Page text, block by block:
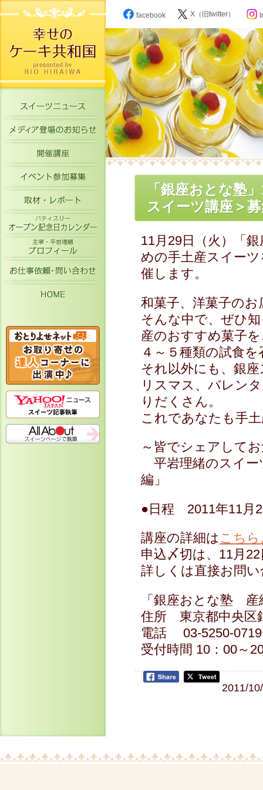
スイーツニュース
メディア登場のお知らせ
開催講座
イベント参加募集
取材・レポート
パティスリーオープン記念日カレン
主宰・平岩理緒プロフィール
お仕事依頼・お問い合わせ
facebook X（旧twitter）
「銀座おとな塾
スイーツ講座＞
11月29日（火）「
めの手土産スイー
催します。
和菓子、洋菓子の
そんな中で、ぜひ
産のおすすめ菓子
４～５種類の試食
それ以外にも、銀
リスマス、バレン
りだくさん。
これであなたも手
～皆でシェアして
平岩理緒のスイー
編」
●日程 2011年11月
講座の詳細は こち
申込〆切は、11月
詳しくは直接お問
「銀座おとな塾 産
住所 東京都中央区
電話 03-5250-0719
受付時間 10：00～
2011/